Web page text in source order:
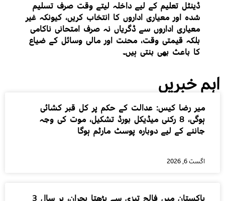
ڈینٹل تعلیم کے لیے داخلہ لیتے وقت صرف تسلیم
شدہ اور معیاری اداروں کا انتخاب کریں، کیونکہ غیر
معیاری اداروں سے ڈگریاں نہ صرف امتحانی ناکامی
بلکہ قیمتی وقت، محنت اور مالی وسائل کے ضیاع
کا باعث بھی بنتی ہیں۔
اہم خبریں
میر رضا کیس: عدالت کے حکم پر کل قبر کشائی
ہوگی، 8 رکنی میڈیکل بورڈ تشکیل، موت کی وجہ
جاننے کے لیے دوبارہ پوسٹ مارٹم ہوگا
اگست 6, 2026
پاکستان میں فالج تیزی سے بڑھتا بحران، ہر سال 3